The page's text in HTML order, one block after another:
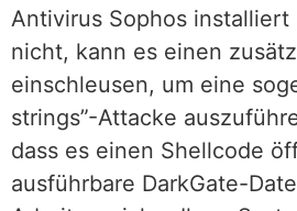
Antivirus Sophos installiert
nicht, kann es einen
einschleusen, um eine
strings”-Attacke
dass es einen Shellcode
ausführbare DarkGate-